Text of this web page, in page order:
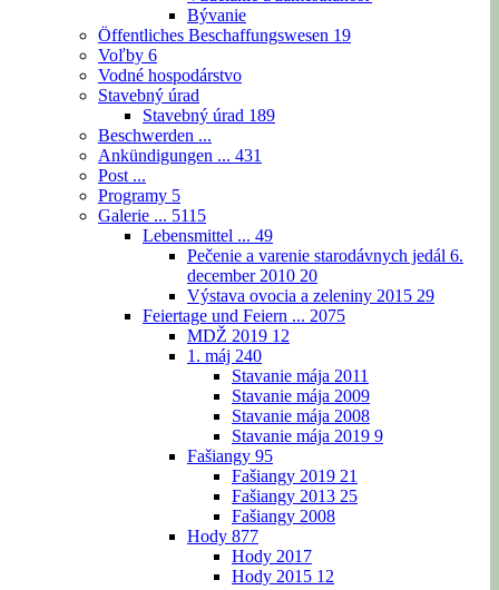
Bývanie
Öffentliches Beschaffungswesen 19
Voľby 6
Vodné hospodárstvo
Stavebný úrad
Stavebný úrad 189
Beschwerden ...
Ankündigungen ... 431
Post ...
Programy 5
Galerie ... 5115
Lebensmittel ... 49
Pečenie a varenie starodávnych jedál 6.
december 2010 20
Výstava ovocia a zeleniny 2015 29
Feiertage und Feiern ... 2075
MDŽ 2019 12
1. máj 240
Stavanie mája 2011
Stavanie mája 2009
Stavanie mája 2008
Stavanie mája 2019 9
Fašiangy 95
Fašiangy 2019 21
Fašiangy 2013 25
Fašiangy 2008
Hody 877
Hody 2017
Hody 2015 12